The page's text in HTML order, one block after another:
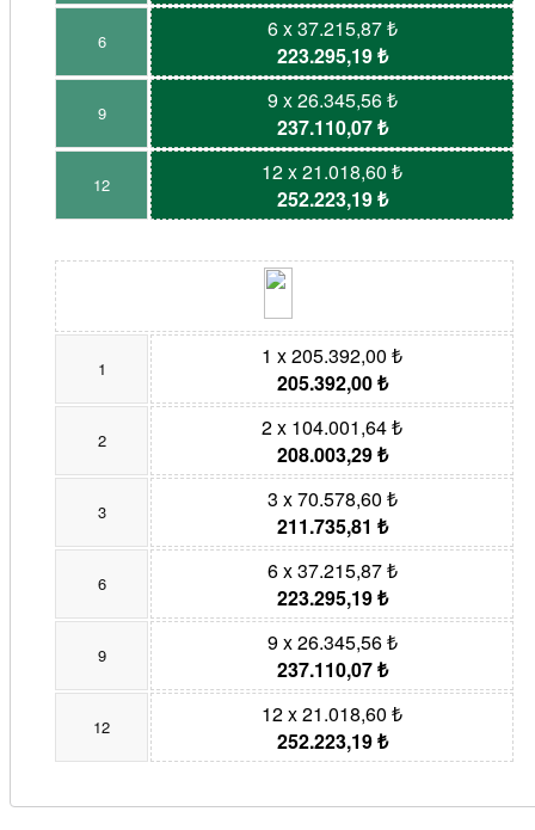
6
6 x 37.215,87 ₺
223.295,19 ₺
9
9 x 26.345,56 ₺
237.110,07 ₺
12
12 x 21.018,60 ₺
252.223,19 ₺
1
1 x 205.392,00 ₺
205.392,00 ₺
2
2 x 104.001,64 ₺
208.003,29 ₺
3
3 x 70.578,60 ₺
211.735,81 ₺
6
6 x 37.215,87 ₺
223.295,19 ₺
9
9 x 26.345,56 ₺
237.110,07 ₺
12
12 x 21.018,60 ₺
252.223,19 ₺